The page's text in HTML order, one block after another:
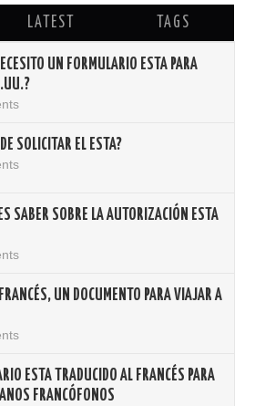
LATEST TAGS
UN FORMULARIO ESTA PARA
SOLICITAR EL ESTA?
SABER SOBRE LA AUTORIZACIÓN ESTA
UN DOCUMENTO PARA VIAJAR A
ESTA TRADUCIDO AL FRANCÉS PARA
FRANCÓFONOS